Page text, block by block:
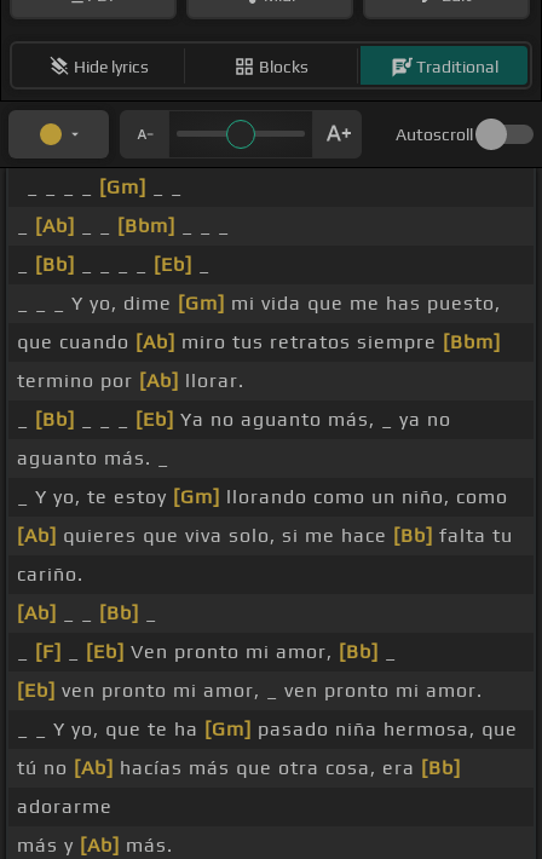
Hide lyrics Blocks Traditional
Autoscroll
[Gm]
[Ab] [Bbm]
[Bb] [Eb]
_ _ _ Y yo, dime [Gm] mi vida que me has puesto,
que cuando [Ab] miro tus retratos siempre [Bbm]
termino por [Ab] llorar.
[Bb] [Eb] Ya no aguanto más, _ ya no
aguanto más. _
_ Y yo, te estoy [Gm] llorando como un niño, como
[Ab] quieres que viva solo, si me hace [Bb] falta tu
cariño.
[Ab]
[Bb]
[F] [Eb] Ven pronto mi amor, [Bb]
[Eb] ven pronto mi amor, _ ven pronto mi amor.
_ _ Y yo, que te ha [Gm] pasado niña hermosa, que
tú no [Ab] hacías más que otra cosa, era [Bb]
adorarme
más y [Ab] más.